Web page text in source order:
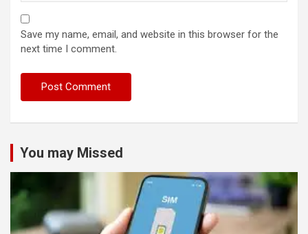
Save my name, email, and website in this browser for the
next time I comment.
You may Missed